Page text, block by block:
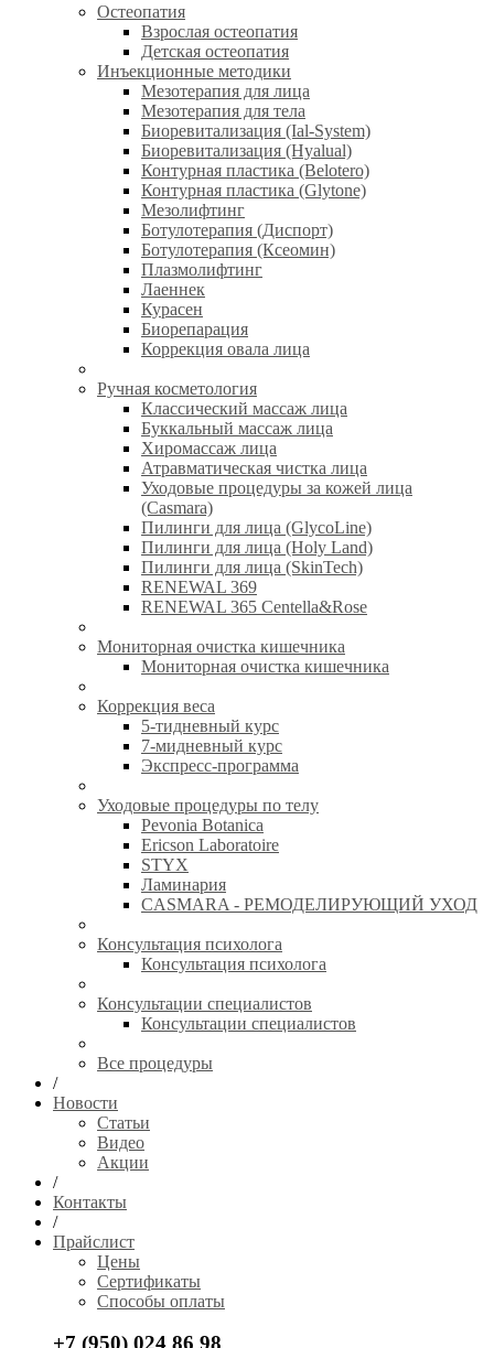
Остеопатия
Взрослая остеопатия
Детская остеопатия
Инъекционные методики
Мезотерапия для лица
Мезотерапия для тела
Биоревитализация (Ial-System)
Биоревитализация (Hyalual)
Контурная пластика (Belotero)
Контурная пластика (Glytone)
Мезолифтинг
Ботулотерапия (Диспорт)
Ботулотерапия (Ксеомин)
Плазмолифтинг
Лаеннек
Курасен
Биорепарация
Коррекция овала лица
Ручная косметология
Классический массаж лица
Буккальный массаж лица
Хиромассаж лица
Атравматическая чистка лица
Уходовые процедуры за кожей лица
(Casmara)
Пилинги для лица (GlycoLine)
Пилинги для лица (Holy Land)
Пилинги для лица (SkinTech)
RENEWAL 369
RENEWAL 365 Centella&Rose
Мониторная очистка кишечника
Мониторная очистка кишечника
Коррекция веса
5-тидневный курс
7-мидневный курс
Экспресс-программа
Уходовые процедуры по телу
Pevonia Botanica
Ericson Laboratoire
STYX
Ламинария
CASMARA - РЕМОДЕЛИРУЮЩИЙ УХОД
Консультация психолога
Консультация психолога
Консультации специалистов
Консультации специалистов
Все процедуры
/
Новости
Статьи
Видео
Акции
/
Контакты
/
Прайслист
Цены
Сертификаты
Способы оплаты